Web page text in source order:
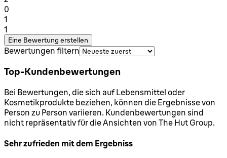
0
1
1
Eine Bewertung erstellen
Bewertungen filtern
Top-Kundenbewertungen
Bei Bewertungen, die sich auf Lebensmittel oder
Kosmetikprodukte beziehen, können die Ergebnisse von
Person zu Person variieren. Kundenbewertungen sind
nicht repräsentativ für die Ansichten von The Hut Group.
Sehr zufrieden mit dem Ergebniss